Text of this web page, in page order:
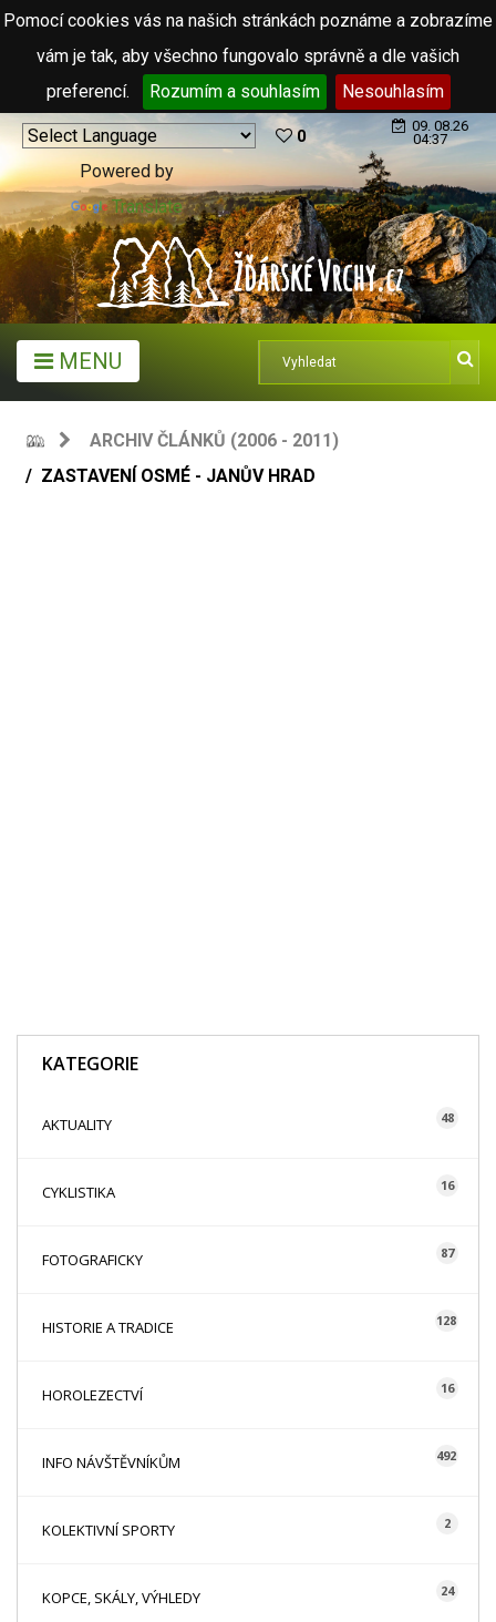
Pomocí cookies vás na našich stránkách poznáme a zobrazíme
vám je tak, aby všechno fungovalo správně a dle vašich
preferencí.
Rozumím a souhlasím Nesouhlasím
Powered by
Translate
0
09. 08.26
04:37
MENU
ARCHIV ČLÁNKŮ (2006 - 2011)
ZASTAVENÍ OSMÉ - JANŮV HRAD
KATEGORIE
AKTUALITY 48
CYKLISTIKA 16
FOTOGRAFICKY 87
HISTORIE A TRADICE 128
HOROLEZECTVÍ 16
INFO NÁVŠTĚVNÍKŮM 492
KOLEKTIVNÍ SPORTY 2
KOPCE, SKÁLY, VÝHLEDY 24